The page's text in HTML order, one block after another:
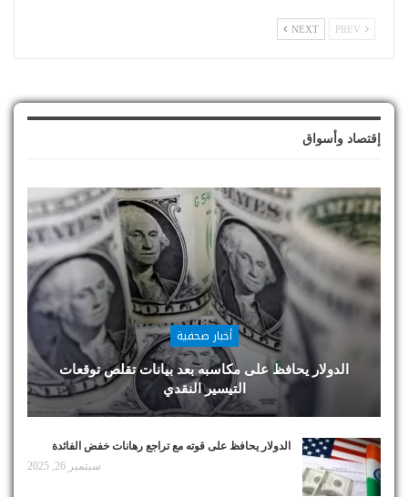
NEXT
إقتصاد وأسواق
أخبار صحفية
الدولار يحافظ على مكاسبه بعد بيانات تقلص توقعات
التيسير النقدي
الدولار يحافظ على قوته مع تراجع رهانات خفض الفائدة
سبتمبر 26, 2025